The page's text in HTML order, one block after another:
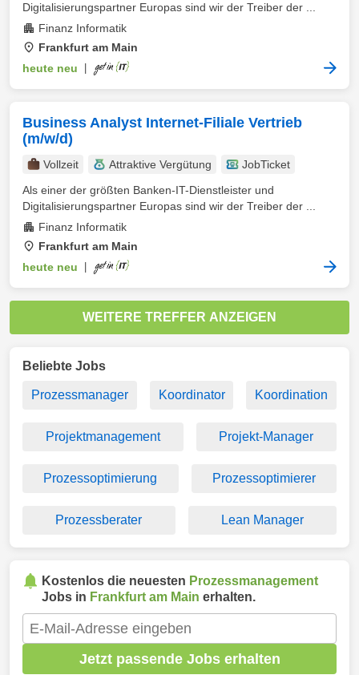
Digitalisierungspartner Europas sind wir der Treiber der ...
Finanz Informatik
Frankfurt am Main
heute neu
Business Analyst Internet-Filiale Vertrieb
(m/w/d)
Vollzeit Attraktive Vergütung
JobTicket
Als einer der größten Banken-IT-Dienstleister und
Digitalisierungspartner Europas sind wir der Treiber der ...
Finanz Informatik
Frankfurt am Main
heute neu
WEITERE TREFFER ANZEIGEN
Beliebte Jobs
Prozessmanager Koordinator Koordination
Projektmanagement Projekt-Manager
Prozessoptimierung Prozessoptimierer
Prozessberater Lean Manager
Kostenlos die neuesten Prozessmanagement
Jobs in Frankfurt am Main erhalten.
Jetzt passende Jobs erhalten